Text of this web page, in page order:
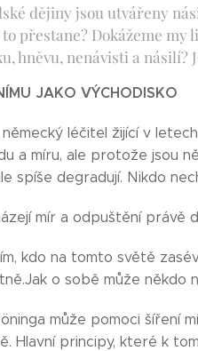
dějiny jsou utvářeny
přestane? Dokážeme my
hněvu, nenávisti a násilí?
JAKO VÝCHODISKO
německý léčitel žijící v
a míru, ale protože jsou
spíše degradují. Nikdo
mír a odpuštění právě
kdo na tomto světě
o sobě může někdo
může pomoci šíření
Hlavní principy, které k